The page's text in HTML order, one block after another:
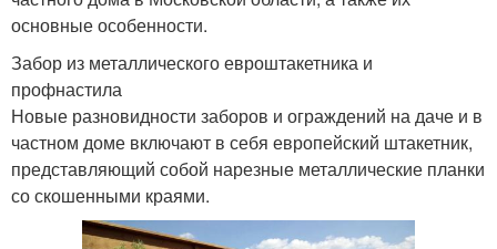
основные особенности.
Забор из металлического евроштакетника и
профнастила
Новые разновидности заборов и ограждений на даче и в
частном доме включают в себя европейский штакетник,
представляющий собой нарезные металлические планки
со скошенными краями.